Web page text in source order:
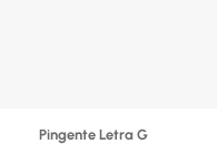
Pingente Letra G